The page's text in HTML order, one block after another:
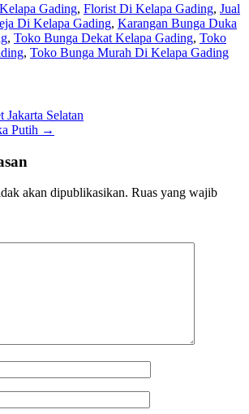
Gading, Florist Di Kelapa Gading, Jual
Di Kelapa Gading, Karangan Bunga Duka
, Toko Bunga Dekat Kelapa Gading, Toko
, Toko Bunga Murah Di Kelapa Gading
Jakarta Selatan
Putih →
akan dipublikasikan. Ruas yang wajib